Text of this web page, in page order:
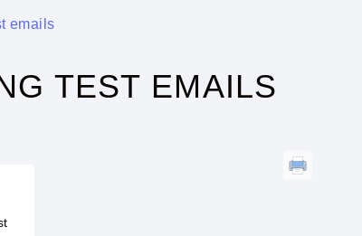
emails
TEST EMAILS